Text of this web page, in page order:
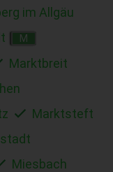
im Allgäu
M
Marktbreit
Marktsteft
Miesbach